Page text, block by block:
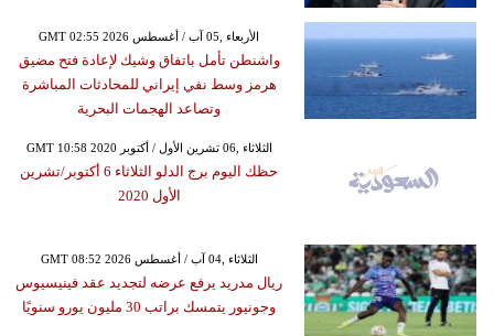
GMT 02:55 2026 الأربعاء ,05 آب / أغسطس
واشنطن تأمل باتفاق وشيك لإعادة فتح مضيق
هرمز وسط نفي إيراني للمحادثات المباشرة
وتصاعد الهجمات البحرية
GMT 10:58 2020 الثلاثاء ,06 تشرين الأول / أكتوبر
حظك اليوم برج الدلو الثلاثاء 6 أكتوبر/تشرين
الأول 2020
GMT 08:52 2026 الثلاثاء ,04 آب / أغسطس
ريال مدريد يرفع عرضه لتجديد عقد فينيسيوس
وجونيور يتمسك براتب 30 مليون يورو سنويًا